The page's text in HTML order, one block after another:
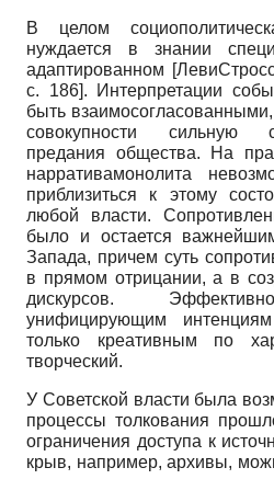
В целом
нуждается в знании
адаптированном [
с. 186]. Интерпретации
быть
совокупности сильную
предания общества. На
нарратива­монолита
приблизиться к этому
любой власти.
было и остается
Запада, причем суть
в прямом отрицании, а в
дискурсов.
унифицирующим
только креативным по
творческий.
У Советской власти была
процессы толкования
ограничения доступа к
крыв, например, архивы,